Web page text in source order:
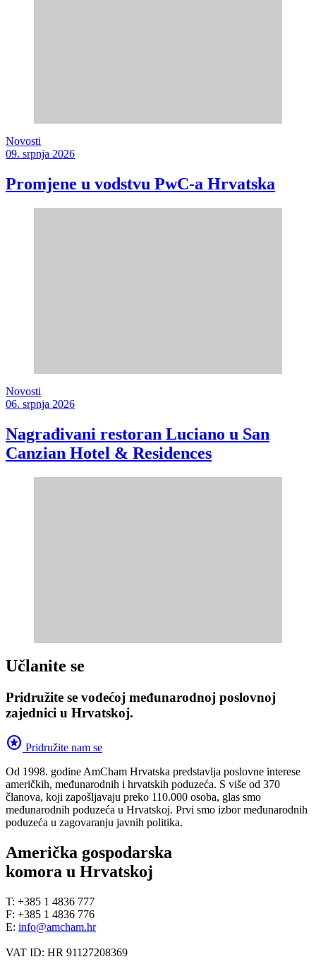
Novosti
09. srpnja 2026
Promjene u vodstvu PwC-a Hrvatska
Novosti
06. srpnja 2026
Nagrađivani restoran Luciano u San
Canzian Hotel & Residences
Učlanite se
Pridružite se vodećoj međunarodnoj poslovnoj
zajednici u Hrvatskoj.
stars Pridružite nam se
Od 1998. godine AmCham Hrvatska predstavlja poslovne interese
američkih, međunarodnih i hrvatskih poduzeća. S više od 370
članova, koji zapošljavaju preko 110.000 osoba, glas smo
međunarodnih poduzeća u Hrvatskoj. Prvi smo izbor međunarodnih
poduzeća u zagovaranju javnih politika.
Američka gospodarska
komora u Hrvatskoj
T: +385 1 4836 777
F: +385 1 4836 776
E: info@amcham.hr
VAT ID: HR 91127208369